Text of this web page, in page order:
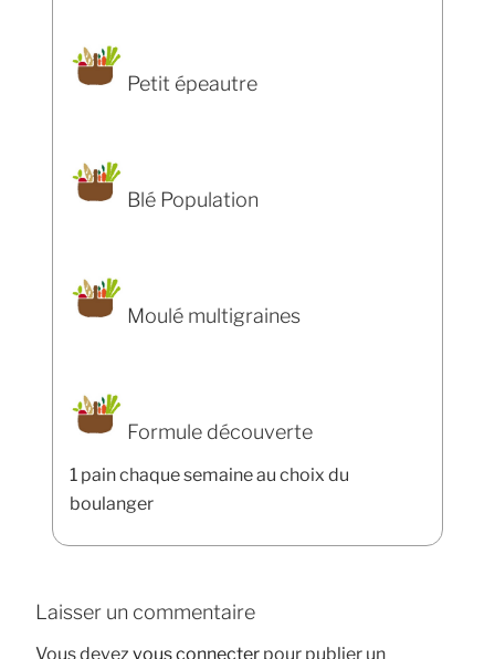
Petit épeautre
Blé Population
Moulé multigraines
Formule découverte
1 pain chaque semaine au choix du
boulanger
Laisser un commentaire
Vous devezvous connecter pour publier un